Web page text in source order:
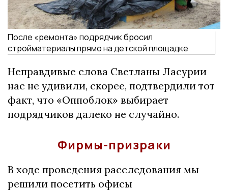
После «ремонта» подрядчик бросил
стройматериалы прямо на детской площадке
Неправдивые слова Светланы Ласурии
нас не удивили, скорее, подтвердили тот
факт, что «Оппоблок» выбирает
подрядчиков далеко не случайно.
Фирмы-призраки
В ходе проведения расследования мы
решили посетить офисы